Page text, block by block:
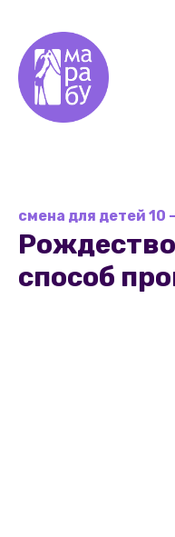
смена для детей 10
способ